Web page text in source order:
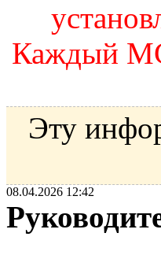
Каждый
Эту
08.04.2026 12:42